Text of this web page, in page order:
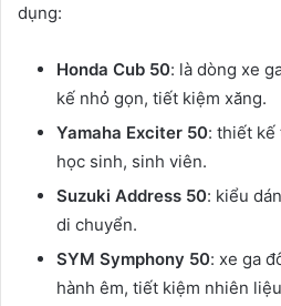
dụng:
Honda Cub 50: là dòng xe
kế nhỏ gọn, tiết kiệm xăng.
Yamaha Exciter 50: thiết kế
học sinh, sinh viên.
Suzuki Address 50: kiểu
di chuyển.
SYM Symphony 50: xe ga
hành êm, tiết kiệm nhiên